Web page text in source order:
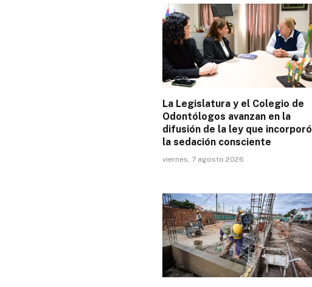
La Legislatura y el Colegio de
Odontólogos avanzan en la
difusión de la ley que incorporó
la sedación consciente
viernes, 7 agosto 2026